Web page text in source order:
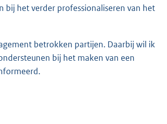
bij het verder professionaliseren van het
betrokken partijen. Daarbij wil ik
bij het maken van een